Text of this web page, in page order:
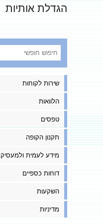
הגדלת אותיות
שירות לקוחות
הלוואות
טפסים
תקנון הקופה
מידע לעמית ולמעסיק
דוחות כספיים
השקעות
מדיניות